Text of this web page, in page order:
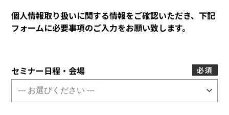
個人情報取り扱いに関する情報をご確認いただき、下記
フォームに必要事項のご入力をお願い致します。
セミナー日程・会場 必須